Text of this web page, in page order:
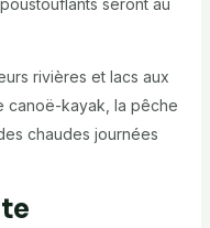
seront au
rivières et lacs aux
canoë-kayak, la pêche
chaudes journées